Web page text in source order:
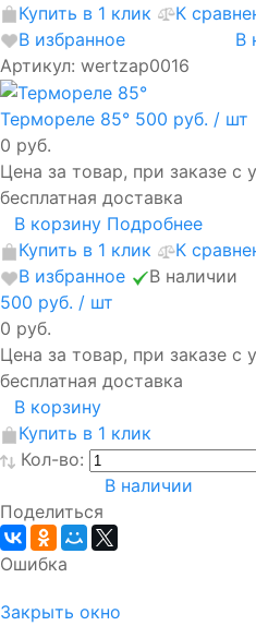
Купить в 1 клик
К
В избранное
В
Артикул: wertzap0016
Термореле 85° 500 руб. / шт
0 руб.
Цена за товар, при заказе с
бесплатная доставка
В корзину Подробнее
Купить в 1 клик
К
В избранное
В наличии
500 руб. / шт
0 руб.
Цена за товар, при заказе с
бесплатная доставка
В корзину
Купить в 1 клик
Кол-во:
В наличии
Поделиться
Ошибка
Закрыть окно